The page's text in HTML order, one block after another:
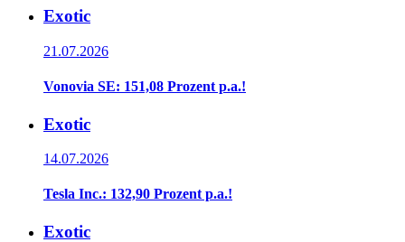
Exotic
21.07.2026
Vonovia SE: 151,08 Prozent p.a.!
Exotic
14.07.2026
Tesla Inc.: 132,90 Prozent p.a.!
Exotic